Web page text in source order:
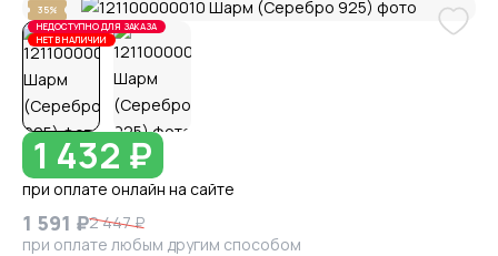
35%
НЕДОСТУПНО ДЛЯ ЗАКАЗА
НЕТ В НАЛИЧИИ
1 432 ₽
при оплате онлайн на сайте
1 591 ₽2 447 ₽
при оплате любым другим способом